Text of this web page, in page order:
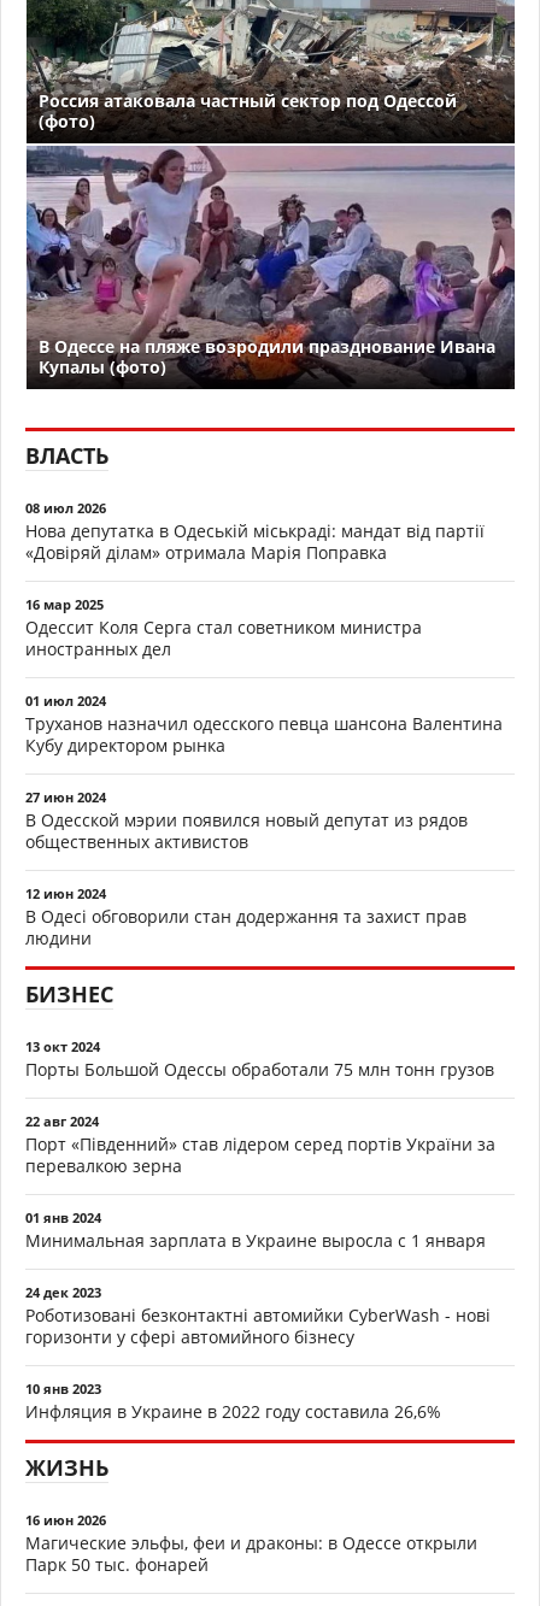
Россия атаковала частный сектор под Одессой
(фото)
В Одессе на пляже возродили празднование Ивана
Купалы (фото)
ВЛАСТЬ
08 июл 2026
Нова депутатка в Одеській міськраді: мандат від партії
«Довіряй ділам» отримала Марія Поправка
16 мар 2025
Одессит Коля Серга стал советником министра
иностранных дел
01 июл 2024
Труханов назначил одесского певца шансона Валентина
Кубу директором рынка
27 июн 2024
В Одесской мэрии появился новый депутат из рядов
общественных активистов
12 июн 2024
В Одесі обговорили стан додержання та захист прав
людини
БИЗНЕС
13 окт 2024
Порты Большой Одессы обработали 75 млн тонн грузов
22 авг 2024
Порт «Південний» став лідером серед портів України за
перевалкою зерна
01 янв 2024
Минимальная зарплата в Украине выросла с 1 января
24 дек 2023
Роботизовані безконтактні автомийки CyberWash - нові
горизонти у сфері автомийного бізнесу
10 янв 2023
Инфляция в Украине в 2022 году составила 26,6%
ЖИЗНЬ
16 июн 2026
Магические эльфы, феи и драконы: в Одессе открыли
Парк 50 тыс. фонарей